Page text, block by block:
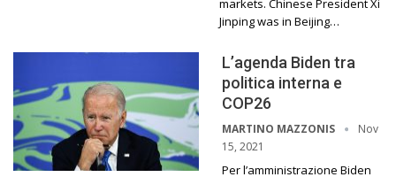
Jinping was in Beijing…
L’agenda Biden tra
politica interna e
COP26
MARTINO MAZZONIS
Nov
15, 2021
Per l’amministrazione Biden